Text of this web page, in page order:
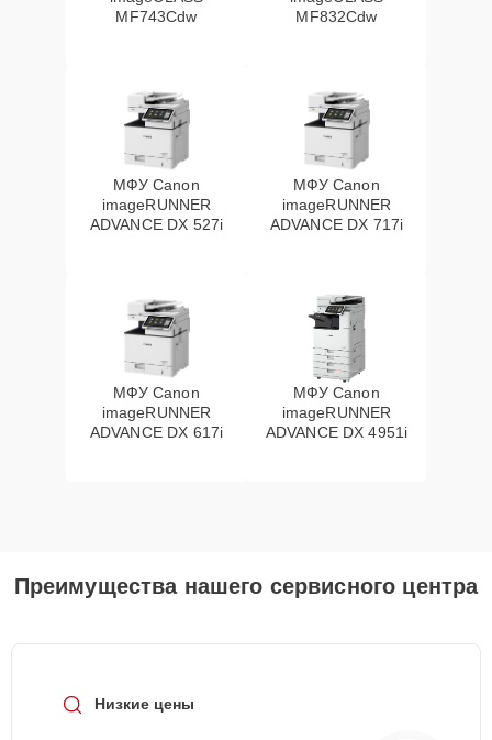
MF743Cdw
MF832Cdw
МФУ Canon
imageRUNNER
ADVANCE DX 527i
МФУ Canon
imageRUNNER
ADVANCE DX 717i
МФУ Canon
imageRUNNER
ADVANCE DX 617i
МФУ Canon
imageRUNNER
ADVANCE DX 4951i
Преимущества нашего сервисного центра
Низкие цены